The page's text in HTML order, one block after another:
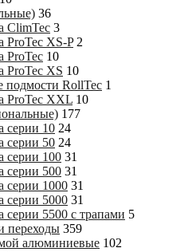
36
ClimTec 3
ProTec XS-P 2
ProTec 10
ProTec XS 10
RollTec 1
ProTec XXL 10
177
cерии 10 24
cерии 50 24
cерии 100 31
cерии 500 31
cерии 1000 31
cерии 5000 31
5500 с трапами 5
переходы 359
алюминиевые 102